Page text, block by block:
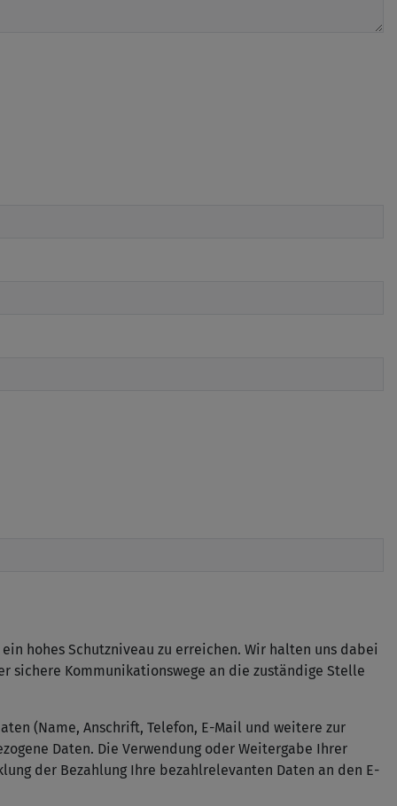
hohes Schutzniveau zu erreichen. Wir halten uns dabei
sichere Kommunikationswege an die zuständige Stelle
(Name, Anschrift, Telefon, E-Mail und weitere zur
Daten. Die Verwendung oder Weitergabe Ihrer
der Bezahlung Ihre bezahlrelevanten Daten an den E-